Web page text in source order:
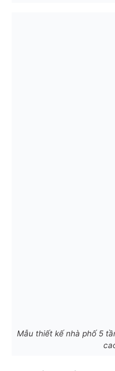
Mẫu thiết kế nhà phố 5